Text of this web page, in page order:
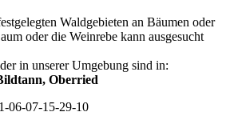
Waldgebieten an Bäumen oder
oder die Weinrebe kann ausgesucht
in unserer Umgebung sind in:
Oberried